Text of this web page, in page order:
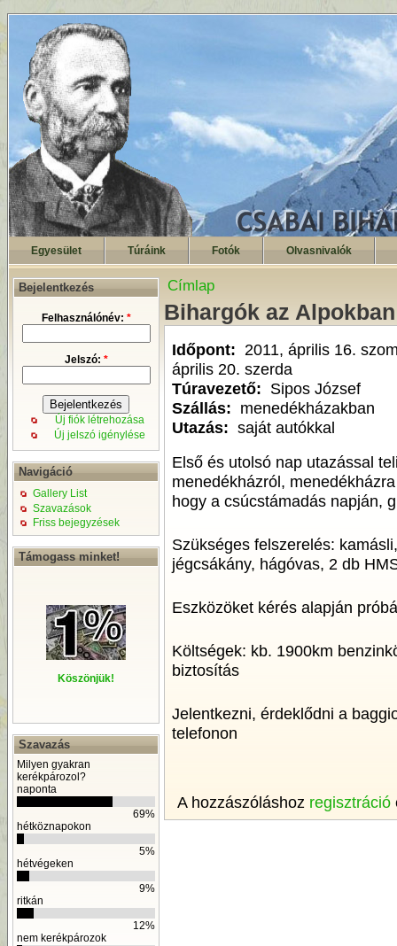
Egyesület Túráink Fotók Olvasnivalók
Bejelentkezés
Felhasználónév: *
Jelszó: *
Új fiók létrehozása
Új jelszó igénylése
Navigáció
Gallery List
Szavazások
Friss bejegyzések
Támogass minket!
Köszönjük!
Szavazás
Milyen gyakran
kerékpározol?
naponta
69%
hétköznapokon
5%
hétvégeken
9%
ritkán
12%
nem kerékpározok
Címlap
Bihargók az Alpokban
Időpont: 2011, április 16.
április 20. szerda
Túravezető: Sipos József
Szállás: menedékházakban
Utazás: saját autókkal
Első és utolsó nap utazással
menedékházról,
hogy a csúcstámadás napján,
Szükséges felszerelés:
jégcsákány, hágóvas, 2 db
Eszközöket kérés alapján
Költségek: kb. 1900km
biztosítás
Jelentkezni, érdeklődni a
telefonon
A hozzászóláshoz regisztráció